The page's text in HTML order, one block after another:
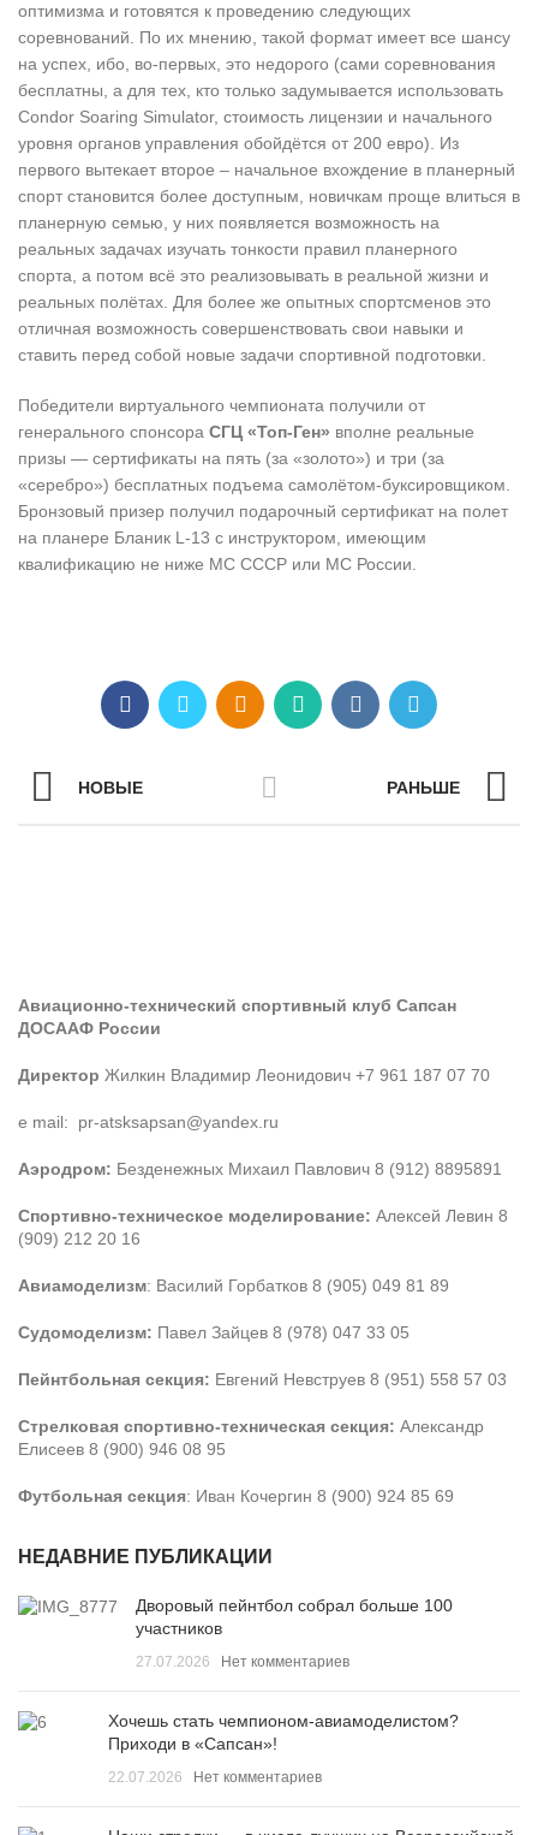
оптимизма и готовятся к проведению следующих
соревнований. По их мнению, такой формат имеет все шансу
на успех, ибо, во-первых, это недорого (сами соревнования
бесплатны, а для тех, кто только задумывается использовать
Condor Soaring Simulator, стоимость лицензии и начального
уровня органов управления обойдётся от 200 евро). Из
первого вытекает второе – начальное вхождение в планерный
спорт становится более доступным, новичкам проще влиться в
планерную семью, у них появляется возможность на
реальных задачах изучать тонкости правил планерного
спорта, а потом всё это реализовывать в реальной жизни и
реальных полётах. Для более же опытных спортсменов это
отличная возможность совершенствовать свои навыки и
ставить перед собой новые задачи спортивной подготовки.
Победители виртуального чемпионата получили от
генерального спонсора СГЦ «Топ-Ген» вполне реальные
призы — сертификаты на пять (за «золото») и три (за
«серебро») бесплатных подъема самолётом-буксировщиком.
Бронзовый призер получил подарочный сертификат на полет
на планере Бланик L-13 с инструктором, имеющим
квалификацию не ниже МС СССР или МС России.
НОВЫЕ РАНЬШЕ
Авиационно-технический спортивный клуб Сапсан
ДОСААФ России
Директор Жилкин Владимир Леонидович +7 961 187 07 70
e mail: pr-atsksapsan@yandex.ru
Аэродром: Безденежных Михаил Павлович 8 (912) 8895891
Спортивно-техническое моделирование: Алексей Левин 8
(909) 212 20 16
Авиамоделизм: Василий Горбатков 8 (905) 049 81 89
Судомоделизм: Павел Зайцев 8 (978) 047 33 05
Пейнтбольная секция: Евгений Невструев 8 (951) 558 57 03
Стрелковая спортивно-техническая секция: Александр
Елисеев 8 (900) 946 08 95
Футбольная секция: Иван Кочергин 8 (900) 924 85 69
НЕДАВНИЕ ПУБЛИКАЦИИ
Дворовый пейнтбол собрал больше 100
участников
27.07.2026 Нет комментариев
Хочешь стать чемпионом-авиамоделистом?
Приходи в «Сапсан»!
22.07.2026 Нет комментариев